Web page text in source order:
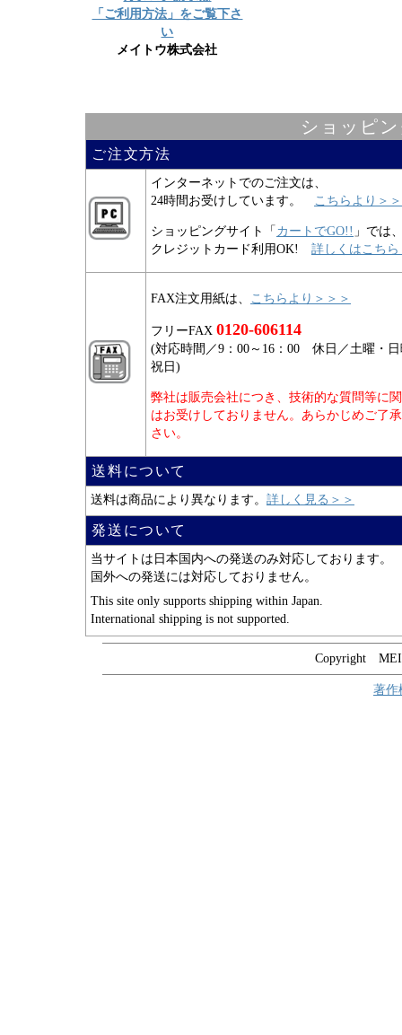
「ご利用方法」をご覧下さ
い
メイトウ株式会社
ショッピ
ご注文方法
インターネットでのご注文は、
24時間お受けしています。 こちらより＞＞
ショッピングサイト「 カートでGO!! 」では
クレジットカード利用OK! 詳しくはこちら
FAX注文用紙は、 こちらより＞＞＞
フリーFAX 0120-606114
(対応時間／9：00～16：00 休日／土曜・
祝日)
弊社は販売会社につき、技術的な質問等に
はお受けしておりません。あらかじめご了
さい。
送料について
送料は商品により異なります。 詳しく見る＞＞
発送について
当サイトは日本国内への発送のみ対応しております。
国外への発送には対応しておりません。
This site only supports shipping within Japan.
International shipping is not supported.
Copyright
著作